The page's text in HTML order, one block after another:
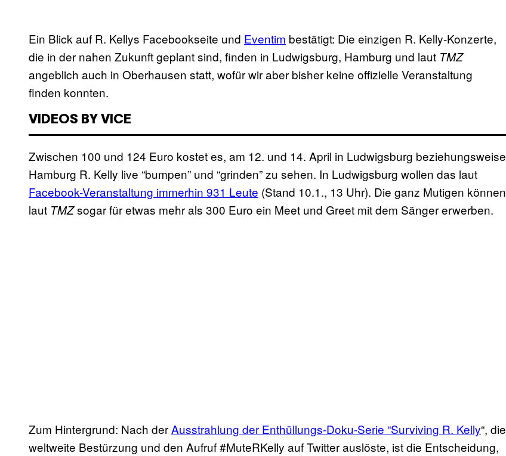
Ein Blick auf R. Kellys Facebookseite und Eventim bestätigt: Die einzigen R. Kelly-Konzerte,
die in der nahen Zukunft geplant sind, finden in Ludwigsburg, Hamburg und laut TMZ
angeblich auch in Oberhausen statt, wofür wir aber bisher keine offizielle Veranstaltung
finden konnten.
VIDEOS BY VICE
Zwischen 100 und 124 Euro kostet es, am 12. und 14. April in Ludwigsburg beziehungsweise
Hamburg R. Kelly live “bumpen” und “grinden” zu sehen. In Ludwigsburg wollen das laut
Facebook-Veranstaltung immerhin 931 Leute (Stand 10.1., 13 Uhr). Die ganz Mutigen können
laut TMZsogar für etwas mehr als 300 Euro ein Meet und Greet mit dem Sänger erwerben.
Zum Hintergrund: Nach derAusstrahlung der Enthüllungs-Doku-Serie “Surviving R. Kelly“, die
weltweite Bestürzung und den Aufruf #MuteRKelly auf Twitter auslöste, ist die Entscheidung,